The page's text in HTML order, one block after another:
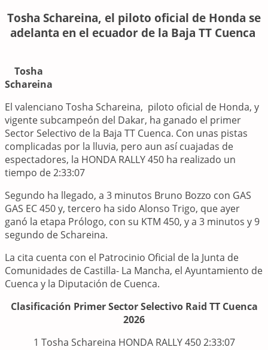
Tosha Schareina, el piloto oficial de Honda se
adelanta en el ecuador de la Baja TT Cuenca
Tosha
Schareina
El valenciano Tosha Schareina, piloto oficial de Honda, y
vigente subcampeón del Dakar, ha ganado el primer
Sector Selectivo de la Baja TT Cuenca. Con unas pistas
complicadas por la lluvia, pero aun así cuajadas de
espectadores, la HONDA RALLY 450 ha realizado un
tiempo de 2:33:07
Segundo ha llegado, a 3 minutos Bruno Bozzo con GAS
GAS EC 450 y, tercero ha sido Alonso Trigo, que ayer
ganó la etapa Prólogo, con su KTM 450, y a 3 minutos y 9
segundo de Schareina.
La cita cuenta con el Patrocinio Oficial de la Junta de
Comunidades de Castilla- La Mancha, el Ayuntamiento de
Cuenca y la Diputación de Cuenca.
Clasificación Primer Sector Selectivo Raid TT Cuenca
2026
1 Tosha Schareina HONDA RALLY 450 2:33:07